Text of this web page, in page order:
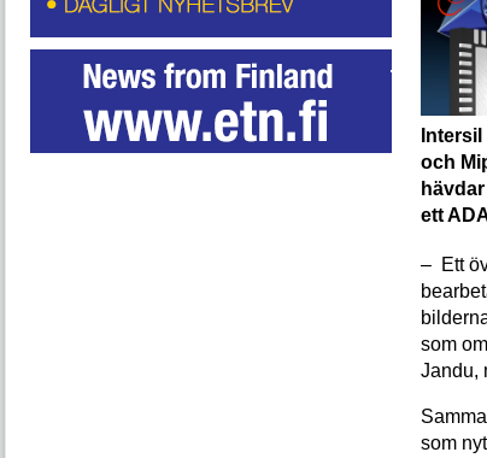
och
ett
– Ett
som
Jandu,
som